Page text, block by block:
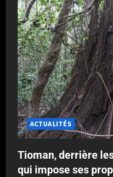
ACTUALITÉS
Tioman, derrière
qui impose ses